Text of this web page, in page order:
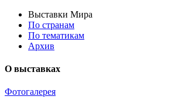
Выставки Мира
По странам
По тематикам
Архив
О выставках
Фотогалерея